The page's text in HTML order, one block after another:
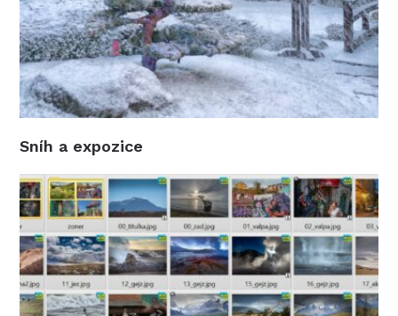
Sníh a expozice